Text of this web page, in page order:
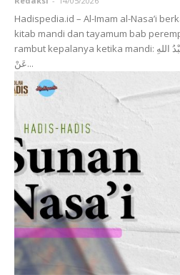
Hadispedia.id – Al-Imam al-Nasa’i
kitab mandi dan tayamum bab
rambut kepalanya ketika mandi: أَخْبَرَنَا ‌سُوَيْدُ بْنُ نَصْرٍ، قَالَ: أَنْبَأَنَا ‌عَبْدُ اللهِ
عَنْ...